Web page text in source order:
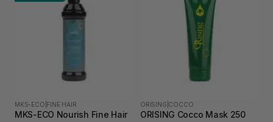
MKS-ECO FINE HAIR
MKS-ECO Nourish Fine Hair
ORISING COCCO
ORISING Cocco Mask 250